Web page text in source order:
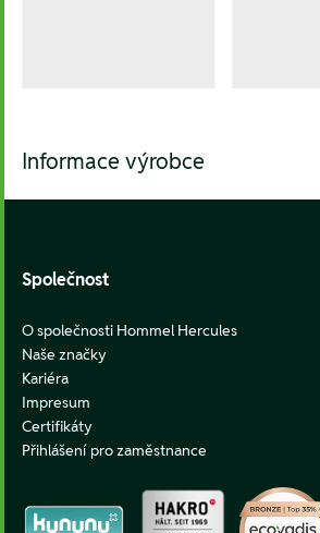
Informace výrobce
Společnost
O společnosti Hommel Hercules
Naše značky
Kariéra
Impresum
Certifikáty
Přihlášení pro zaměstnance